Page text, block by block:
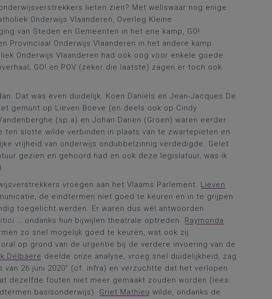
lieten zien? Met weliswaar nog enige
Onderwijs Vlaanderen, Overleg Kleine
van Steden en Gemeenten in het ene kamp, GO!
Provinciaal Onderwijs Vlaanderen in het andere kamp.
Onderwijs Vlaanderen had ook oog voor enkele goede
GO! en POV (zeker die laatste) zagen er toch ook
Dat was even duidelijk. Koen Daniëls en Jean-Jacques De
gemunt op Lieven Boeve (en deels ook op Cindy
(sp.a) en Johan Danen (Groen) waren eerder
ten slotte wilde verbinden in plaats van te zwartepieten en
vrijheid van onderwijs ondubbelzinnig verdedigde. Gelet
gezien en gehoord had en ook deze legislatuur, was ik
vroegen aan het Vlaams Parlement. Lieven
de eindtermen niet goed te keuren en in te grijpen
toegelicht werden. Er waren dus wél antwoorden
… ondanks hun bijwijlen theatrale optreden. Raymonda
zo snel mogelijk goed te keuren, wat ook zij
op grond van de urgentie bij de verdere invoering van de
Delbaere deelde onze analyse, vroeg snel duidelijkheid, zag
26 juni 2020” (cf. infra) en verzuchtte dat het verlopen
dezelfde fouten niet meer gemaakt zouden worden (lees:
basisonderwijs). Griet Mathieu wilde, ondanks de